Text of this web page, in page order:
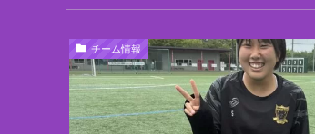
チーム情報